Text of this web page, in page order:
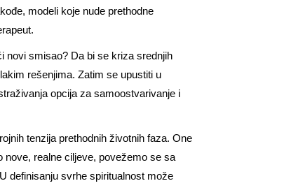
modeli koje nude prethodne
novi smisao? Da bi se kriza srednjih
rešenjima. Zatim se upustiti u
opcija za samoostvarivanje i
tenzija prethodnih životnih faza. One
nove, realne ciljeve, povežemo se sa
definisanju svrhe spiritualnost može